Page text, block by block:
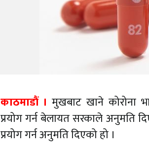
काठमाडौं । मुखबाट खाने कोरोना
प्रयोग गर्न बेलायत सरकाले अनुमति
प्रयोग गर्न अनुमति दिएको हो ।